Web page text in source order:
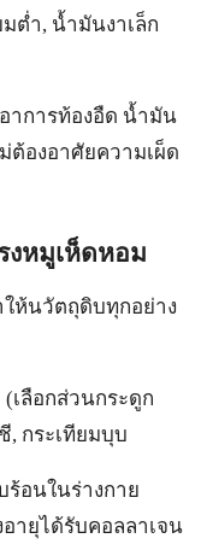
ต่ำ, น้ำมันงาเล็ก
าการท้องอืด น้ำมัน
องอาศัยความเผ็ด
งหมูเห็ดหอม
ห้นวัตถุดิบทุกอย่าง
เลือกส่วนกระดูก
, กระเทียมบุบ
อนในร่างกาย
ายุได้รับคอลลาเจน